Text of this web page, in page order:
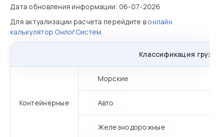
Дата обновления информации: 06-07-2026
Для актуализации расчета перейдите в онлайн
калькулятор ОнлогСистем.
Классификация
Контейнерные
Морские
Авто
Железнодорожные